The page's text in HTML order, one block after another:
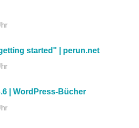
started" | perun.net
| WordPress-Bücher